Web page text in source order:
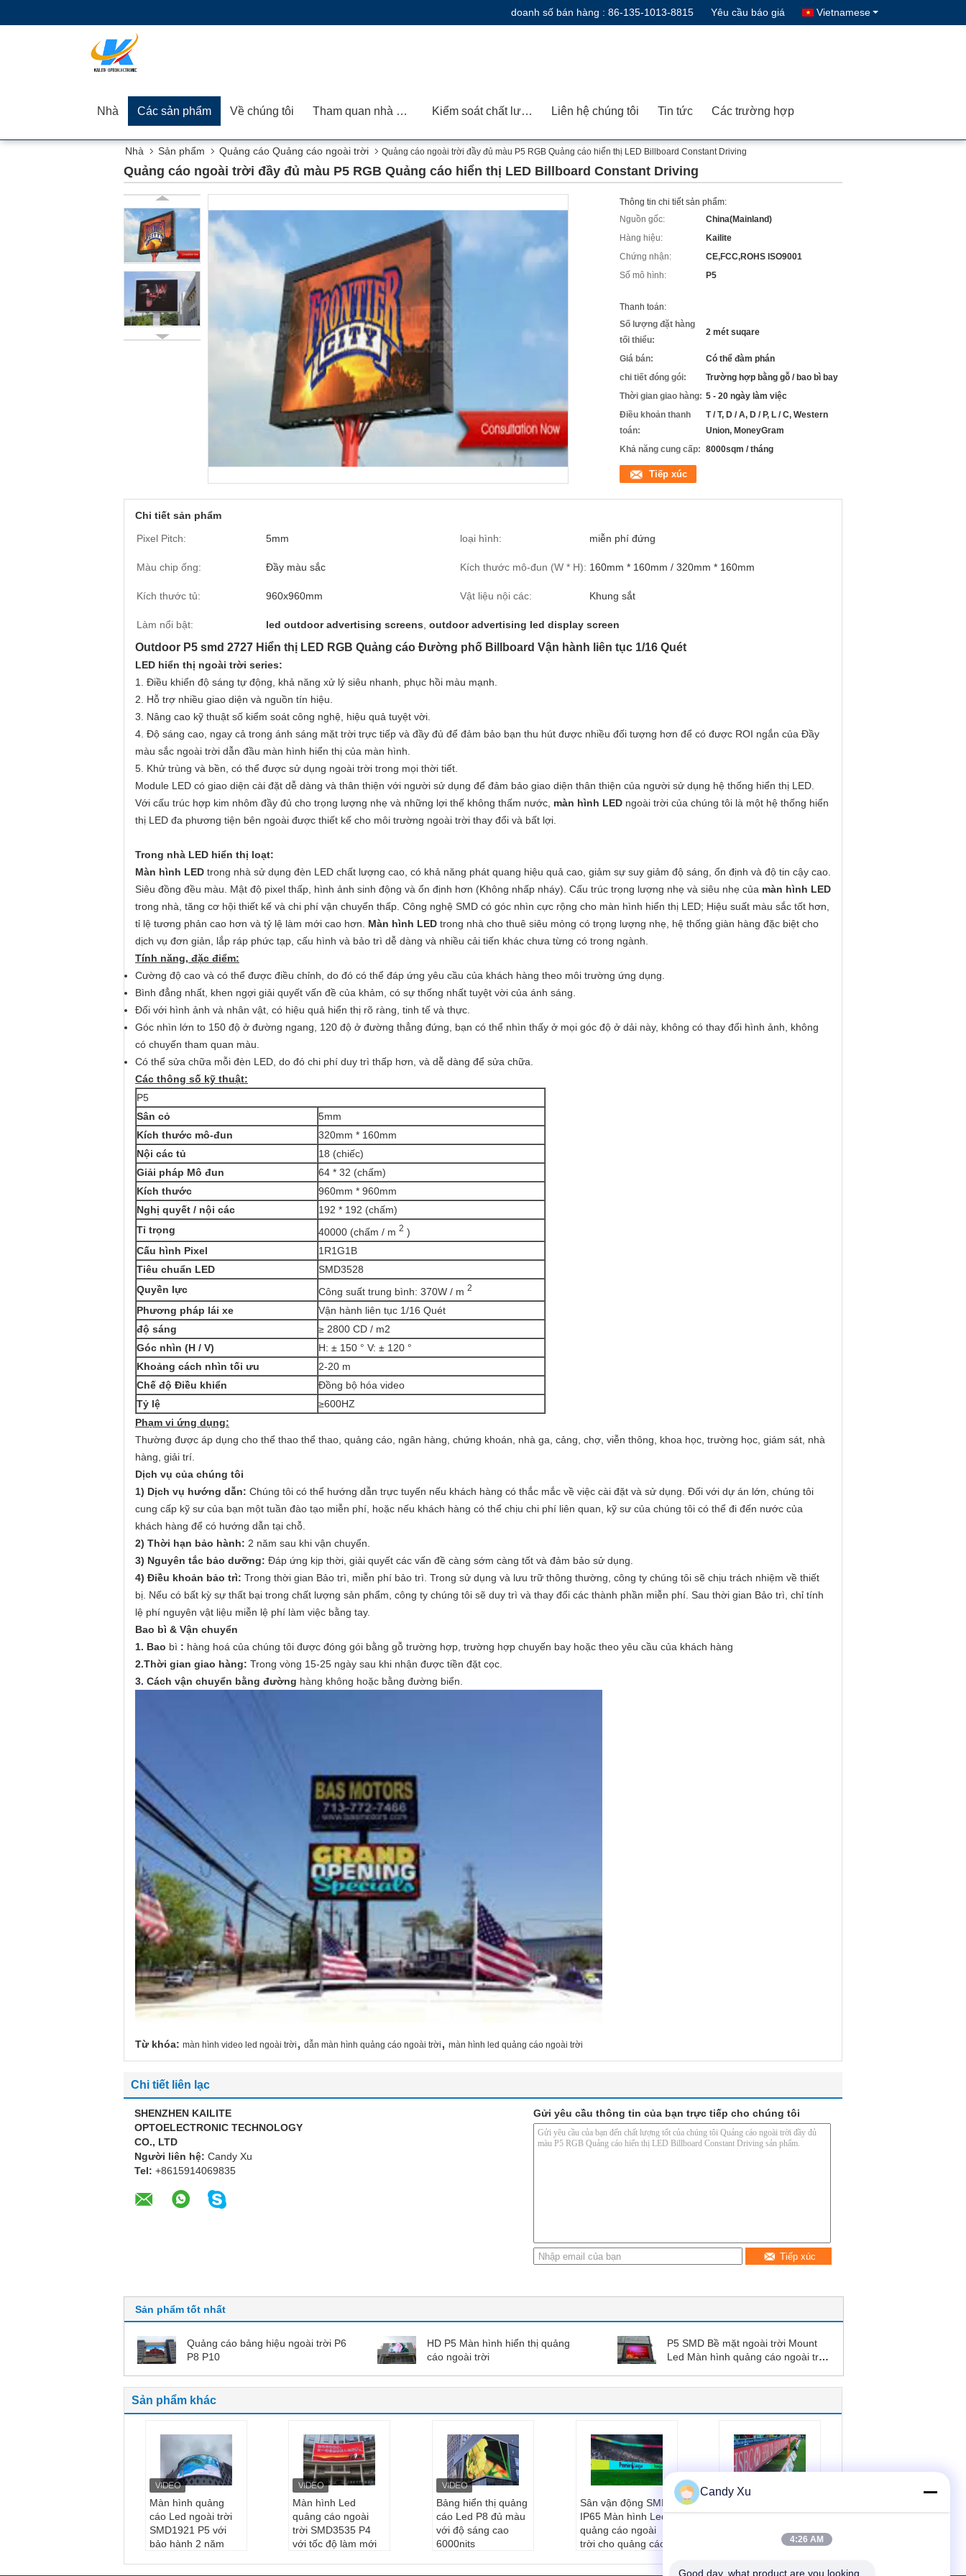
doanh số bán hàng : 86-135-1013-8815 Yêu cầu báo giá Vietnamese
Nhà Các sản phẩm Về chúng tôi Tham quan nhà máy Kiểm soát chất lượng Liên hệ chúng tôi Tin tức Các trường hợp
Nhà Sản phẩm Quảng cáo Quảng cáo ngoài trời Quảng cáo ngoài trời đầy đủ màu P5 RGB Quảng cáo hiển thị LED Billboard Constant Driving
Quảng cáo ngoài trời đầy đủ màu P5 RGB Quảng cáo hiển thị LED Billboard Constant Driving
Thông tin chi tiết sản phẩm:
Nguồn gốc:
China(Mainland)
Hàng hiệu:
Kailite
Chứng nhận:
CE,FCC,ROHS ISO9001
Số mô hình:
P5
Thanh toán:
Số lượng đặt hàng
tối thiểu:
2 mét suqare
Giá bán:
Có thể đàm phán
chi tiết đóng gói:
Trường hợp bằng gỗ / bao bì bay
Thời gian giao hàng: 5 - 20 ngày làm việc
Điều khoản thanh
toán:
T / T, D / A, D / P, L / C, Western
Union, MoneyGram
Khả năng cung cấp: 8000sqm / tháng
Tiếp xúc
Chi tiết sản phẩm
Pixel Pitch:
5mm loại hình: miễn phí đứng
Màu chip ống: Đầy màu sắc Kích thước mô-đun (W * H): 160mm * 160mm / 320mm * 160mm
Kích thước tủ: 960x960mm Vật liệu nội các: Khung sắt
Làm nổi bật: led outdoor advertising screens outdoor advertising led display screen
Outdoor P5 smd 2727 Hiển thị LED RGB Quảng cáo Đường phố Billboard Vận hành liên tục 1/16 Quét
LED hiển thị ngoài trời series:
1. Điều khiển độ sáng tự động, khả năng xử lý siêu nhanh, phục hồi màu mạnh.
2. Hỗ trợ nhiều giao diện và nguồn tín hiệu.
3. Nâng cao kỹ thuật số kiểm soát công nghệ, hiệu quả tuyệt vời.
4. Độ sáng cao, ngay cả trong ánh sáng mặt trời trực tiếp và đầy đủ để đảm bảo bạn thu hút được nhiều đối tượng hơn để có được ROI ngắn của Đầy
màu sắc ngoài trời dẫn đầu màn hình hiển thị của màn hình.
5. Khử trùng và bền, có thể được sử dụng ngoài trời trong mọi thời tiết.
Module LED có giao diện cài đặt dễ dàng và thân thiện với người sử dụng để đảm bảo giao diện thân thiện của người sử dụng hệ thống hiển thị LED.
Với cấu trúc hợp kim nhôm đầy đủ cho trọng lượng nhẹ và những lợi thế không thấm nước, màn hình LED ngoài trời của chúng tôi là một hệ thống hiển
thị LED đa phương tiện bên ngoài được thiết kế cho môi trường ngoài trời thay đổi và bất lợi.
Trong nhà LED hiển thị loạt:
Màn hình LED trong nhà sử dụng đèn LED chất lượng cao, có khả năng phát quang hiệu quả cao, giảm sự suy giảm độ sáng, ổn định và độ tin cậy cao.
Siêu đồng đều màu.
Mật độ pixel thấp, hình ảnh sinh động và ổn định hơn (Không nhấp nháy). Cấu trúc trọng lượng nhẹ và siêu nhẹ của màn hình LED
trong nhà, tăng cơ hội thiết kế và chi phí vận chuyển thấp. Công nghệ SMD có góc nhìn cực rộng cho màn hình hiển thị LED; Hiệu suất màu sắc tốt hơn,
tỉ lệ tương phản cao hơn và tỷ lệ làm mới cao hơn.
Màn hình LED trong nhà cho thuê siêu mỏng có trọng lượng nhẹ, hệ thống giàn hàng đặc biệt cho
dịch vụ đơn giản, lắp ráp phức tạp, cấu hình và bảo trì dễ dàng và nhiều cải tiến khác chưa từng có trong ngành.
Tính năng, đặc điểm:
Cường độ cao và có thể được điều chỉnh, do đó có thể đáp ứng yêu cầu của khách hàng theo môi trường ứng dụng.
Bình đẳng nhất, khen ngợi giải quyết vấn đề của khảm, có sự thống nhất tuyệt vời của ánh sáng.
Đối với hình ảnh và nhân vật, có hiệu quả hiển thị rõ ràng, tinh tế và thực.
Góc nhìn lớn to 150 độ ở đường ngang, 120 độ ở đường thẳng đứng, bạn có thể nhìn thấy ở mọi góc độ ở dải này, không có thay đổi hình ảnh, không
có chuyến tham quan màu.
Có thể sửa chữa mỗi đèn LED, do đó chi phí duy trì thấp hơn, và dễ dàng để sửa chữa.
Các thông số kỹ thuật:
P5
Sân cỏ
5mm
Kích thước mô-đun
320mm * 160mm
Nội các tủ
18 (chiếc)
Giải pháp Mô đun
64 * 32 (chấm)
Kích thước
960mm * 960mm
Nghị quyết / nội các
192 * 192 (chấm)
Tỉ trọng
40000 (chấm / m 2 )
Cấu hình Pixel
1R1G1B
Tiêu chuẩn LED
SMD3528
Quyền lực
Công suất trung bình: 370W / m 2
Phương pháp lái xe
Vận hành liên tục 1/16 Quét
độ sáng
≥ 2800 CD / m2
Góc nhìn (H / V)
H: ± 150 ° V: ± 120 °
Khoảng cách nhìn tối ưu
2-20 m
Chế độ Điều khiển
Đồng bộ hóa video
Tỷ lệ
≥600HZ
Phạm vi ứng dụng:
Thường được áp dụng cho thể thao thể thao, quảng cáo, ngân hàng, chứng khoán, nhà ga, cảng, chợ, viễn thông, khoa học, trường học, giám sát, nhà
hàng, giải trí.
Dịch vụ của chúng tôi
1) Dịch vụ hướng dẫn: Chúng tôi có thể hướng dẫn trực tuyến nếu khách hàng có thắc mắc về việc cài đặt và sử dụng. Đối với dự án lớn, chúng tôi
cung cấp kỹ sư của bạn một tuần đào tạo miễn phí, hoặc nếu khách hàng có thể chịu chi phí liên quan, kỹ sư của chúng tôi có thể đi đến nước của
khách hàng để có hướng dẫn tại chỗ.
2) Thời hạn bảo hành: 2 năm sau khi vận chuyển.
3) Nguyên tắc bảo dưỡng: Đáp ứng kịp thời, giải quyết các vấn đề càng sớm càng tốt và đảm bảo sử dụng.
4) Điều khoản bảo trì: Trong thời gian Bảo trì, miễn phí bảo trì. Trong sử dụng và lưu trữ thông thường, công ty chúng tôi sẽ chịu trách nhiệm về thiết
bị. Nếu có bất kỳ sự thất bại trong chất lượng sản phẩm, công ty chúng tôi sẽ duy trì và thay đổi các thành phần miễn phí. Sau thời gian Bảo trì, chỉ tính
lệ phí nguyên vật liệu miễn lệ phí làm việc bằng tay.
Bao bì & Vận chuyển
1. Bao bì : hàng hoá của chúng tôi được đóng gói bằng gỗ trường hợp, trường hợp chuyến bay hoặc theo yêu cầu của khách hàng
2.Thời gian giao hàng: Trong vòng 15-25 ngày sau khi nhận được tiền đặt cọc.
3. Cách vận chuyển bằng đường hàng không hoặc bằng đường biển.
Từ khóa: màn hình video led ngoài trời , dẫn màn hình quảng cáo ngoài trời , màn hình led quảng cáo ngoài trời
Chi tiết liên lạc
SHENZHEN KAILITE
OPTOELECTRONIC TECHNOLOGY
CO., LTD
Người liên hệ: Candy Xu
Tel: +8615914069835
Gửi yêu cầu thông tin của bạn trực tiếp cho chúng tôi
Tiếp xúc
Sản phẩm tốt nhất
Quảng cáo bảng hiệu ngoài trời P6
P8 P10
HD P5 Màn hình hiển thị quảng
cáo ngoài trời
P5 SMD Bề mặt ngoài trời Mount
Led Màn hình quảng cáo ngoài trời
Sản phẩm khác
Màn hình quảng
cáo Led ngoài trời
SMD1921 P5 với
bảo hành 2 năm
Màn hình Led
quảng cáo ngoài
trời SMD3535 P4
với tốc độ làm mới
Bảng hiển thị quảng
cáo Led P8 đủ màu
với độ sáng cao
6000nits
Sân vận động SMD
IP65 Màn hình Led
quảng cáo ngoài
trời cho quảng cáo
Quảng cáo kỹ thuật
động thể thao Bảo
Tên:Bảng quảng c
Candy Xu
4:26 AM
Good day, what product are you looking